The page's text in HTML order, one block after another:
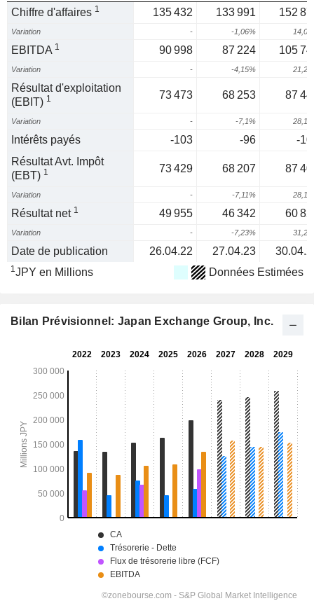
Chiffre d'affaires 1 135 432 133 991 152
Variation - -1,06%
EBITDA 1 90 998 87 224 105
Variation - -4,15%
Résultat d'exploitation
(EBIT) 1 73 473 68 253 87
Variation - -7,1%
Intérêts payés -103 -96
-
Résultat Avt. Impôt
(EBT) 1 73 429 68 207 87
Variation - -7,11%
Résultat net 1 49 955 46 342 60
Variation - -7,23%
Date de publication 26.04.22 27.04.23
1JPY en Millions Données Estimées
Bilan Prévisionnel: Japan Exchange Group, Inc.